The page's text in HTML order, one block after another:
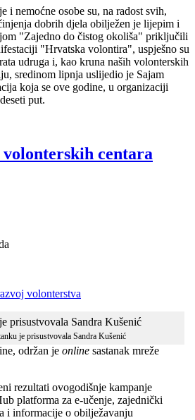
i nemoćne osobe su, na radost svih,
dobrih djela obilježen je lijepim i
"Zajedno do čistog okoliša" priključili
"Hrvatska volontira", uspješno su
udruga i, kao kruna naših volonterskih
sredinom lipnja uslijedio je Sajam
koja se ove godine, u organizaciji
put.
volonterskih centara
volonterstva
je prisustvovala Sandra Kušenić
održan je online sastanak mreže
rezultati ovogodišnje kampanje
platforma za e-učenje, zajednički
i informacije o obilježavanju